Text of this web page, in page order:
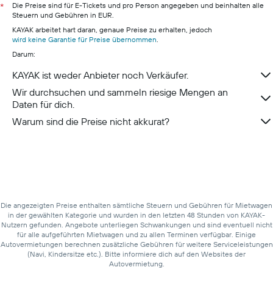
*
Die Preise sind für E-Tickets und pro Person angegeben und beinhalten alle
Steuern und Gebühren in EUR.
KAYAK arbeitet hart daran, genaue Preise zu erhalten, jedoch
wird keine Garantie für Preise übernommen.
Darum:
KAYAK ist weder Anbieter noch Verkäufer.
Wir durchsuchen und sammeln riesige Mengen an
Daten für dich.
Warum sind die Preise nicht akkurat?
Die angezeigten Preise enthalten sämtliche Steuern und Gebühren für Mietwagen
in der gewählten Kategorie und wurden in den letzten 48 Stunden von KAYAK-
Nutzern gefunden. Angebote unterliegen Schwankungen und sind eventuell nicht
für alle aufgeführten Mietwagen und zu allen Terminen verfügbar. Einige
Autovermietungen berechnen zusätzliche Gebühren für weitere Serviceleistungen
(Navi, Kindersitze etc.). Bitte informiere dich auf den Websites der
Autovermietung.